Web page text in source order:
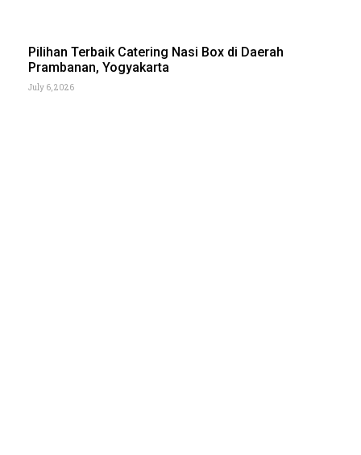
Pilihan Terbaik Catering Nasi Box di Daerah
Prambanan, Yogyakarta
July 6, 2026